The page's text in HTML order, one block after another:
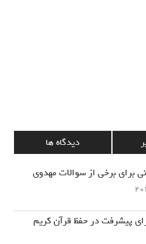
دیدگاه ها
برای برخی از سوالات مهدوی
پیشرفت در حفظ قرآن کریم